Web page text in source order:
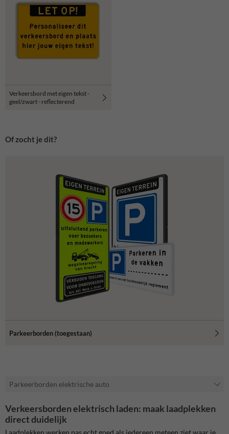
Verkeersbord met eigen tekst -
geel/zwart - reflecterend
Of zocht je dit?
Parkeerborden (toegestaan)
Parkeerborden elektrische auto
Verkeersborden elektrisch laden: maak laadplekken
direct duidelijk